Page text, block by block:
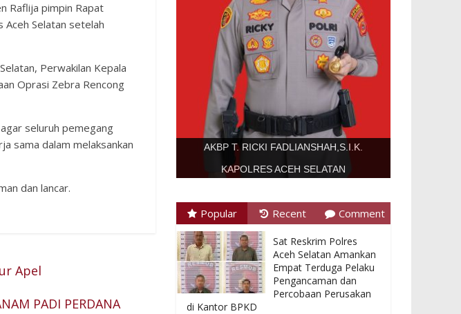
Raflija pimpin Rapat
Aceh Selatan setelah
Perwakilan Kepala
Oprasi Zebra Rencong
seluruh pemegang
sama dalam melaksankan
dan lancar.
Apel
PADI PERDANA
AKBP T. RICKI FADLIANSHAH,S.I.K.
KAPOLRES ACEH SELATAN
Popular Recent Comment
Sat Reskrim Polres
Aceh Selatan Amankan
Empat Terduga Pelaku
Pengancaman dan
Percobaan Perusakan
di Kantor BPKD